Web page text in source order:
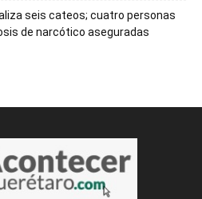
seis cateos; cuatro personas
de narcótico aseguradas